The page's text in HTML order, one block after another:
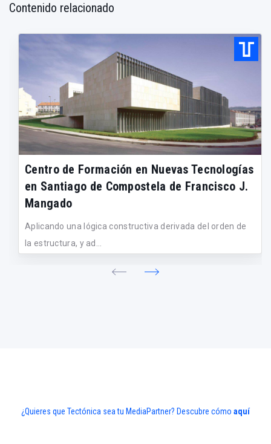
Contenido relacionado
Centro de Formación en Nuevas Tecnologías
en Santiago de Compostela de Francisco J.
Mangado
Aplicando una lógica constructiva derivada del orden de
la estructura, y ad...
¿Quieres que Tectónica sea tu MediaPartner? Descubre cómo aquí